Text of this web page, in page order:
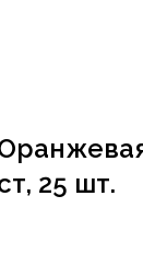
25 шт.